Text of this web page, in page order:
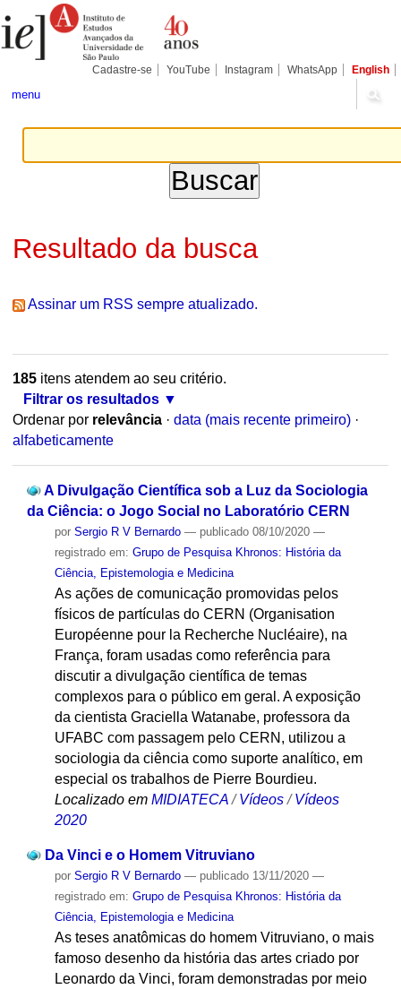
para
conteúdo.
Pessoais
Cadastre-se YouTube Instagram WhatsApp English
menu
Resultado da busca
Assinar um RSS sempre atualizado.
185itens atendem ao seu critério.
Filtrar os resultados
Ordenar por relevância · data (mais recente primeiro) ·
alfabeticamente
A Divulgação Científica sob a Luz da Sociologia
da Ciência: o Jogo Social no Laboratório CERN
por Sergio R V Bernardo — publicado08/10/2020 —
registrado em: Grupo de Pesquisa Khronos: História da
Ciência, Epistemologia e Medicina
As ações de comunicação promovidas pelos
físicos de partículas do CERN (Organisation
Européenne pour la Recherche Nucléaire), na
França, foram usadas como referência para
discutir a divulgação científica de temas
complexos para o público em geral. A exposição
da cientista Graciella Watanabe, professora da
UFABC com passagem pelo CERN, utilizou a
sociologia da ciência como suporte analítico, em
especial os trabalhos de Pierre Bourdieu.
Localizado em MIDIATECA /Vídeos /Vídeos
2020
Da Vinci e o Homem Vitruviano
por Sergio R V Bernardo — publicado13/11/2020 —
registrado em: Grupo de Pesquisa Khronos: História da
Ciência, Epistemologia e Medicina
As teses anatômicas do homem Vitruviano, o mais
famoso desenho da história das artes criado por
Leonardo da Vinci, foram demonstradas por meio